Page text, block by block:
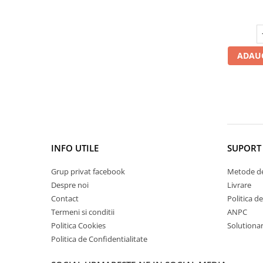
INFO UTILE
Grup privat facebook
Despre noi
Contact
Termeni si conditii
Politica Cookies
Politica de Confidentialitate
Metode
Livrare
Politica
ANPC